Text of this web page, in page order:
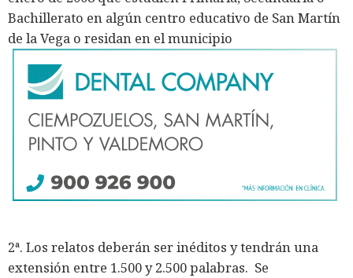
Bachillerato en algún centro educativo de San Martín
de la Vega o residan en el municipio
2ª. Los relatos deberán ser inéditos y tendrán una
extensión entre 1.500 y 2.500 palabras. Se